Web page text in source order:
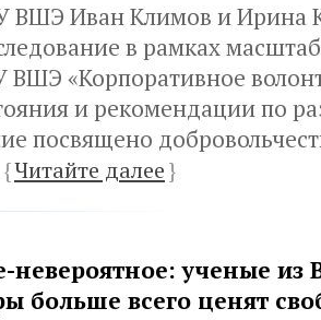
ВШЭ Иван Климов и Ирина
в рамках
«Корпоративное
и рекомендации по
посвящено
{Читайте далее}
невероятное: ученые из
больше всего ценят